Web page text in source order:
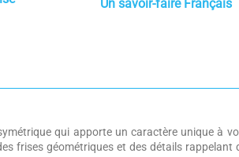
Un savoir-faire Français
qui apporte un caractère unique à
frises géométriques et des détails rappelant